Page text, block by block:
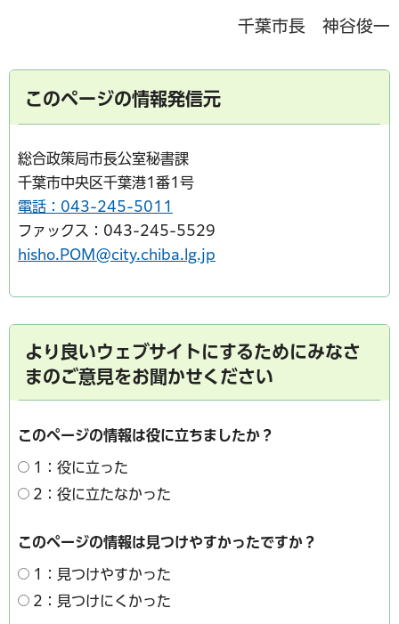
千葉市長 神谷俊一
このページの情報発信元
総合政策局市長公室秘書課
千葉市中央区千葉港1番1号
電話：043-245-5011
ファックス：043-245-5529
hisho.POM@city.chiba.lg.jp
より良いウェブサイトにするためにみなさ
まのご意見をお聞かせください
このページの情報は役に立ちましたか？
1：役に立った
2：役に立たなかった
このページの情報は見つけやすかったですか？
1：見つけやすかった
2：見つけにくかった